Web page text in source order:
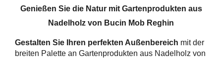
Genießen Sie die Natur mit Gartenprodukten aus
Nadelholz von Bucin Mob Reghin
Gestalten Sie Ihren perfekten Außenbereich mit der
breiten Palette an Gartenprodukten aus Nadelholz von